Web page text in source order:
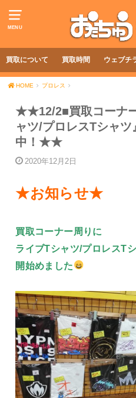
MENU
買取について 買取時間 ウェブチ
HOME プロレス
★★12/2■買取コーナ
ャツ/プロレスTシャツ
中！★★
2020年12月2日
★お知らせ★
買取コーナー周りに
ライブTシャツ/プロレスT
開始めました